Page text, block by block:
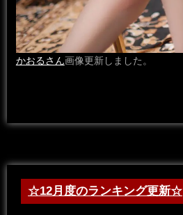
かおるさん画像更新しました。
☆12月度のランキング更新☆